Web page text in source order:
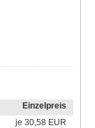
Einzelpreis
je 30,58 EUR